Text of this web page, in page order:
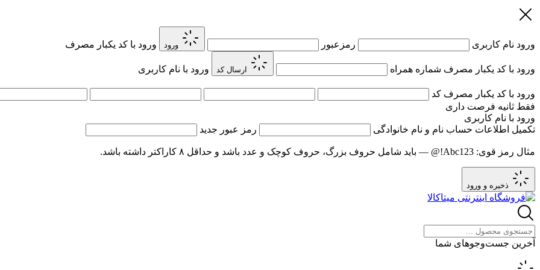
ورود نام کاربری رمزعبور ورود ورود با کد یکبار مصرف
ورود با کد یکبار مصرف شماره همراه ارسال کد ورود با نام کاربری
ورود با کد یکبار مصرف کد
فقط ثانیه فرصت داری
ورود با نام کاربری
تکمیل اطلاعات حساب نام و نام خانوادگی رمز عبور جدید
مثال رمز قوی: Abc123!@ — باید شامل حروف بزرگ، حروف کوچک و عدد باشد و حداقل ۸ کاراکتر داشته باشد.
ذخیره و ورود
آخرین جست‌وجوهای شما